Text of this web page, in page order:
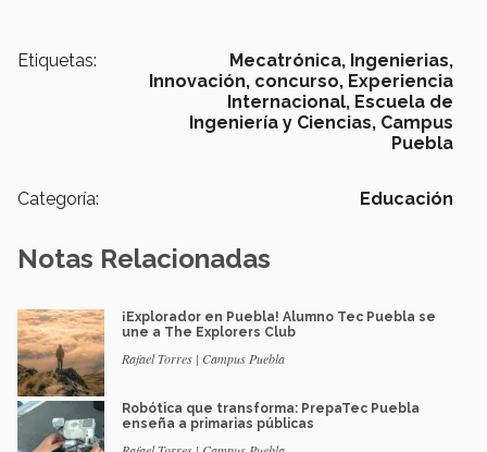
Etiquetas: Mecatrónica, Ingenierias,
Innovación, concurso, Experiencia
Internacional, Escuela de
Ingeniería y Ciencias, Campus
Puebla
Categoría: Educación
Notas Relacionadas
¡Explorador en Puebla! Alumno Tec Puebla se
une a The Explorers Club
Rafael Torres | Campus Puebla
Robótica que transforma: PrepaTec Puebla
enseña a primarias públicas